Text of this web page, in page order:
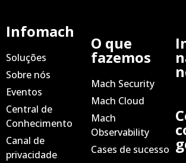
Infomach
Soluções
Sobre nós
Eventos
Central de
Conhecimento
Canal de
privacidade
O que
fazemos
Mach Security
Mach Cloud
Mach
Observability
Cases de sucesso